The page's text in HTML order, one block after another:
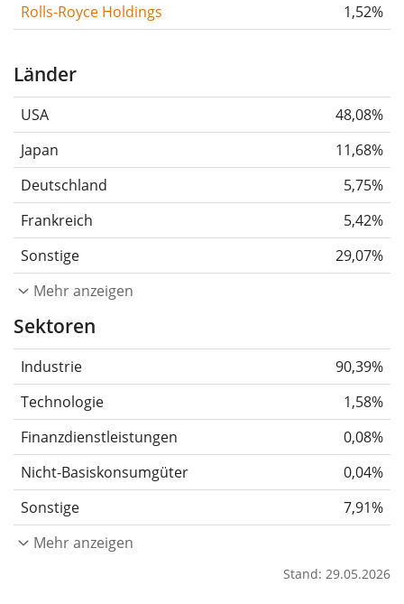
Rolls-Royce Holdings
1,52%
Länder
USA
48,08%
Japan
11,68%
Deutschland
5,75%
Frankreich
5,42%
Sonstige
29,07%
Mehr anzeigen
Sektoren
Industrie
90,39%
Technologie
1,58%
Finanzdienstleistungen
0,08%
Nicht-Basiskonsumgüter
0,04%
Sonstige
7,91%
Mehr anzeigen
Stand: 29.05.2026